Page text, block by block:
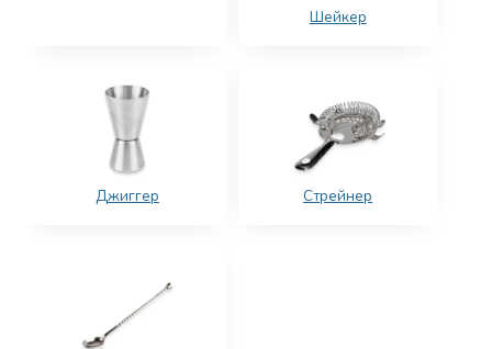
Шейкер
Джиггер Стрейнер